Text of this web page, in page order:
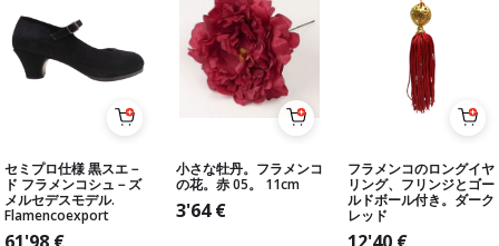
セミプロ仕様 黒スエ－
ド フラメンコシュ－ズ
メルセデスモデル.
Flamencoexport
小さな牡丹。フラメンコ
の花。赤 05。 11cm
3'64€
フラメンコのロングイヤ
リング、フリンジとゴー
ルドボール付き。ダーク
レッド